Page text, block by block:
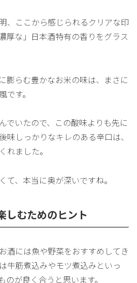
、ここから感じられるクリアな印
厚な」日本酒特有の香りをグラス
膨らむ豊かなお米の味は、まさに
です。
でいたので、この酸味よりも先に
味しっかりなキレのある辛口は、
れました。
て、本当に奥が深いですね。
しむためのヒント
酒には魚や野菜をおすすめしてき
牛筋煮込みやモツ煮込みといっ
のが良く合うと思います。